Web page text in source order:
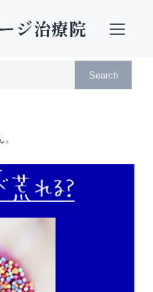
ジ治療院
Search